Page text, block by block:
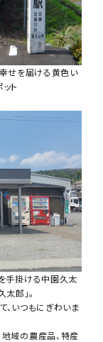
せを届ける黄色い
ト
手掛ける中園久太
郎」。
、いつもにぎわいま
域の農産品、特産